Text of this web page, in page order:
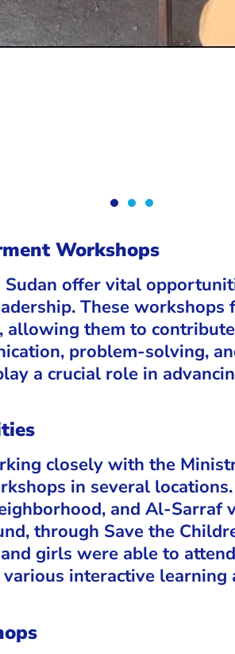
Workshops
offer vital
These
them to
problem-solving,
a crucial role in
closely with the
in several
and Al-
through Save the
girls were able to
interactive